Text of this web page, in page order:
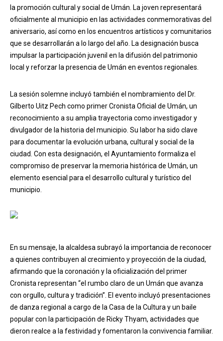
la promoción cultural y social de Umán. La joven representará
oficialmente al municipio en las actividades conmemorativas del
aniversario, así como en los encuentros artísticos y comunitarios
que se desarrollarán a lo largo del año. La designación busca
impulsar la participación juvenil en la difusión del patrimonio
local y reforzar la presencia de Umán en eventos regionales.
La sesión solemne incluyó también el nombramiento del Dr.
Gilberto Uitz Pech como primer Cronista Oficial de Umán, un
reconocimiento a su amplia trayectoria como investigador y
divulgador de la historia del municipio. Su labor ha sido clave
para documentar la evolución urbana, cultural y social de la
ciudad. Con esta designación, el Ayuntamiento formaliza el
compromiso de preservar la memoria histórica de Umán, un
elemento esencial para el desarrollo cultural y turístico del
municipio.
En su mensaje, la alcaldesa subrayó la importancia de reconocer
a quienes contribuyen al crecimiento y proyección de la ciudad,
afirmando que la coronación y la oficialización del primer
Cronista representan “el rumbo claro de un Umán que avanza
con orgullo, cultura y tradición”. El evento incluyó presentaciones
de danza regional a cargo de la Casa de la Cultura y un baile
popular con la participación de Ricky Thyam, actividades que
dieron realce a la festividad y fomentaron la convivencia familiar.